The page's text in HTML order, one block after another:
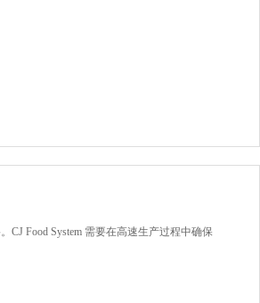
CJ Food System 需要在高速生产过程中确保